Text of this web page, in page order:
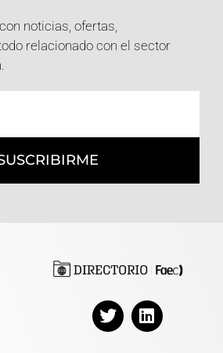
noticias, ofertas,
relacionado con el sector